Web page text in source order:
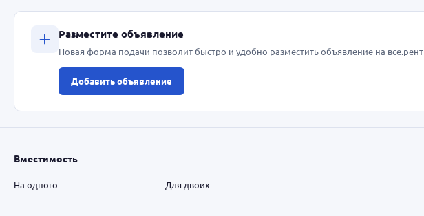
Разместите объявление
Новая форма подачи позволит быстро и удобно разместить объявление на все.рент
Добавить объявление
Вместимость
На одного Для двоих